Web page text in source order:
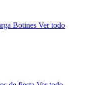
Botines Ver todo